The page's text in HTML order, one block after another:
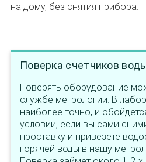
на дому, без снятия прибора.
Поверка счетчиков
Поверять оборудование
службе метрологии. В
наиболее точно, и
условии, если вы сами
проставку и привезете
горячей воды в нашу